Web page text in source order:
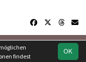
OK
findest